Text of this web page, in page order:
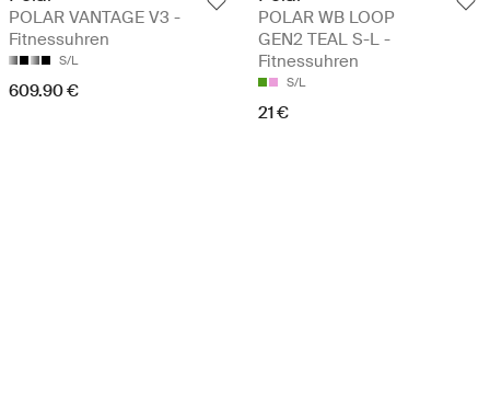
POLAR VANTAGE V3 -
Fitnessuhren
S/L
609.90 €
POLAR WB LOOP
GEN2 TEAL S-L -
Fitnessuhren
S/L
21 €